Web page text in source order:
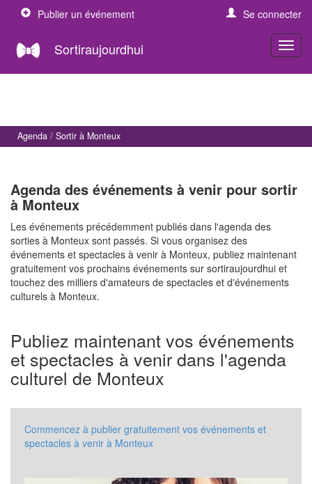
Publier un événement Se connecter
Sortiraujourdhui
Agenda Sortir à Monteux
Agenda des événements à venir pour sortir
à Monteux
Les événements précédemment publiés dans l'agenda des
sorties à Monteux sont passés. Si vous organisez des
événements et spectacles à venir à Monteux, publiez maintenant
gratuitement vos prochains événements sur sortiraujourdhui et
touchez des milliers d'amateurs de spectacles et d'événements
culturels à Monteux.
Publiez maintenant vos événements
et spectacles à venir dans l'agenda
culturel de Monteux
Commencez à publier gratuitement vos événements et
spectacles à venir à Monteux